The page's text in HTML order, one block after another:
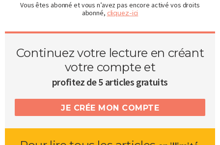
Vous êtes abonné et vous n’avez pas encore activé vos droits
abonné, cliquez-ici
Continuez votre lecture en créant
votre compte et
profitez de 5 articles gratuits
JE CRÉE MON COMPTE